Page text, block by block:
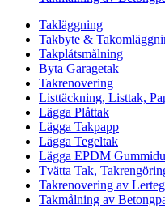
Takläggning
Takbyte &
Takplåtsmålning
Byta Garagetak
Takrenovering
Listtäckning, Listtak,
Lägga Plåttak
Lägga Takpapp
Lägga Tegeltak
Lägga EPDM
Tvätta Tak,
Takrenovering av
Takmålning av